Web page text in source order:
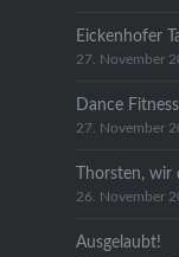
Eickenhofer
27. November
Dance
27. November
Thorsten,
26. November
Ausgelaubt!